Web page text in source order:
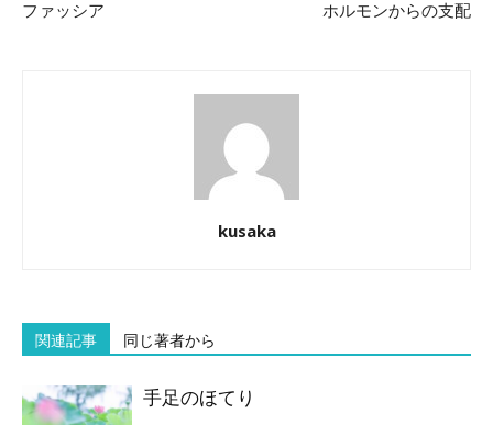
ファッシア ホルモンからの支配
kusaka
関連記事 同じ著者から
手足のほてり